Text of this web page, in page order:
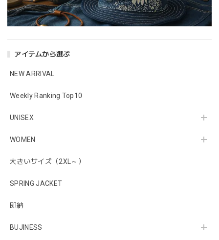
アイテムから選ぶ
NEW ARRIVAL
Weekly Ranking Top10
UNISEX
WOMEN
大きいサイズ（2XL～）
SPRING JACKET
即納
BUJINESS